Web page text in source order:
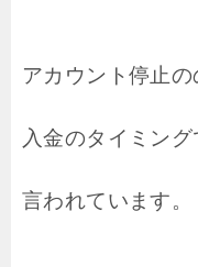
アカウント停止の
入金のタイミン
言われています。